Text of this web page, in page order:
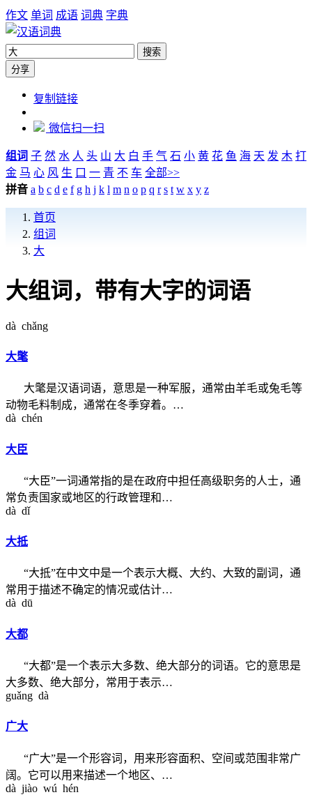
作文 单词 成语 词典 字典
搜索
分享
https://cidian.zw6.cn/zuci/%E5%A4%A7
复制链接
微信扫一扫
组词 子 然 水 人 头 山 大 白 手 气 石 小 黄 花 鱼 海 天 发 木 打
金 马 心 风 生 口 一 青 不 车 全部>>
拼音 a b c d e f g h j k l m n o p q r s t w x y z
首页
组词
大
大组词，带有大字的词语
dà chǎng
大氅
大氅是汉语词语，意思是一种军服，通常由羊毛或兔毛等
动物毛料制成，通常在冬季穿着。…
dà chén
大臣
“大臣”一词通常指的是在政府中担任高级职务的人士，通
常负责国家或地区的行政管理和…
dà dǐ
大抵
“大抵”在中文中是一个表示大概、大约、大致的副词，通
常用于描述不确定的情况或估计…
dà dū
大都
“大都”是一个表示大多数、绝大部分的词语。它的意思是
大多数、绝大部分，常用于表示…
guǎng dà
广大
“广大”是一个形容词，用来形容面积、空间或范围非常广
阔。它可以用来描述一个地区、…
dà jiào wú hén